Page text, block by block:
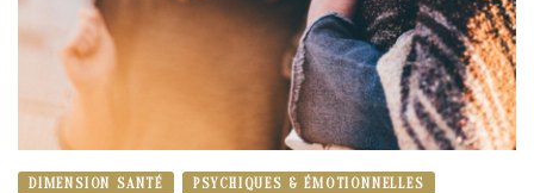
DIMENSION SANTÉ PSYCHIQUES & ÉMOTIONNELLES